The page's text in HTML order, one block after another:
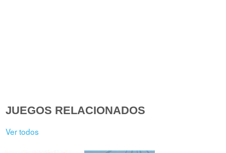
JUEGOS RELACIONADOS
Ver todos